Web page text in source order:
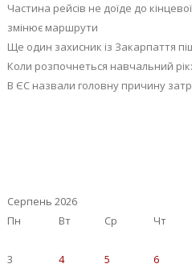
Частина рейсів не доїде до
змінює маршрути
Ще один захисник із Закарпаття
Коли розпочнеться навчальний
В ЄС назвали головну причину
Серпень 2026
Пн
Вт Ср Чт
3
4 5 6